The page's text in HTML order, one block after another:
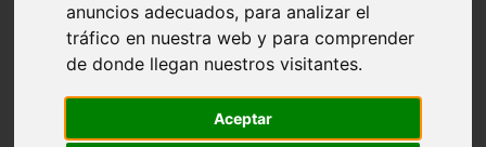
anuncios adecuados, para analizar el
tráfico en nuestra web y para comprender
de donde llegan nuestros visitantes.
Aceptar
Madrid - leganés
Almería - roquetas-de-mar
Girona - tossa-de-mar
Barcelona - sant-cugat-del-vallès
Alicante - l39alfàs-del-pi
Barcelona - vilanova-i-la-geltrú
Illes-balears - alcúdia